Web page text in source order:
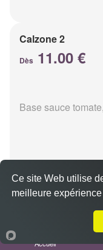
Calzone 2
Dès 11.00 €
Base sauce
Calzon 3
Accueil
Ce site Web utilise
meilleure